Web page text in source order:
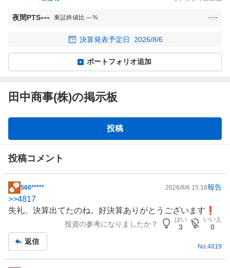
夜間PTS--- 東証終値比---% --:--
決算発表予定日 2026/8/6
ポートフォリオ追加
田中商事(株)の掲示板
板
投稿
投稿コメント
掲
示
板
560***** 2026/8/6 15:18報告
>>4817
失礼、決算出てたのね。好決算ありがとうございます❗
投資の参考になりましたか？
はい
3
いいえ
0
返信
No.4819